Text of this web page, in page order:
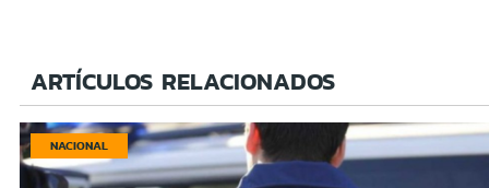
ARTÍCULOS RELACIONADOS
NACIONAL